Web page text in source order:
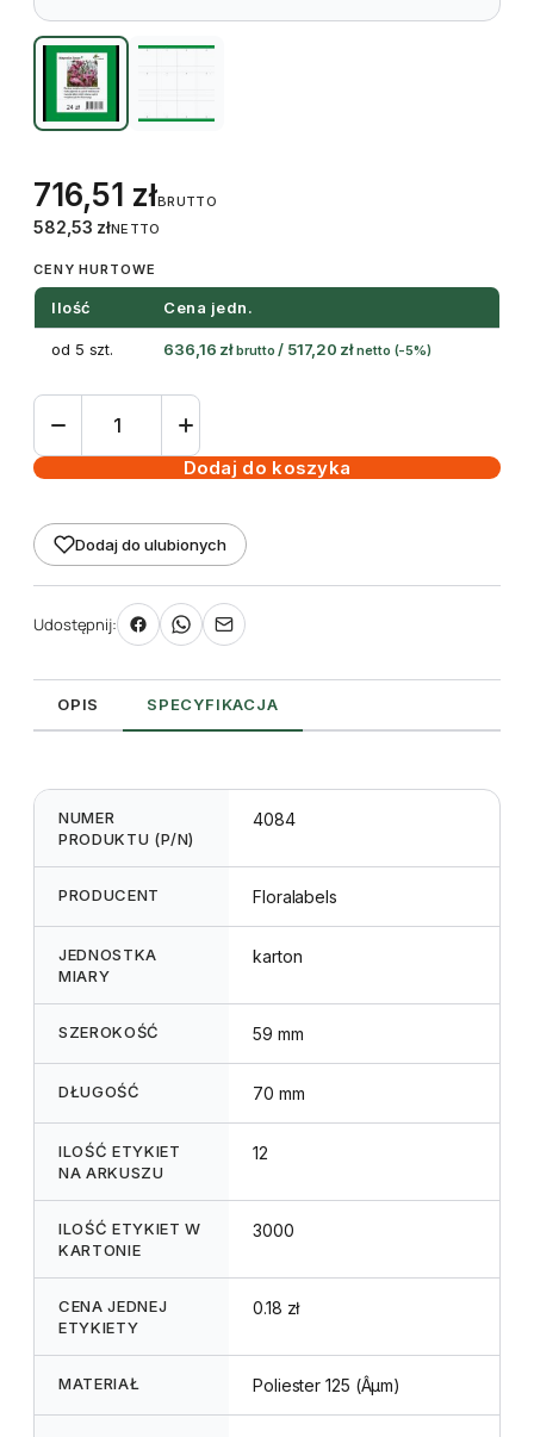
716,51 złBRUTTO
582,53 złNETTO
CENY HURTOWE
Ilość Cena jedn.
od 5 szt. 636,16 zł brutto / 517,20 zł netto (-5%)
ilość
wieszana
59
x
70
mm
(3000szt.)
Dodaj do koszyka
Dodaj do ulubionych
Udostępnij:
OPIS SPECYFIKACJA
NUMER
PRODUKTU (P/N)
4084
PRODUCENT Floralabels
JEDNOSTKA
MIARY
karton
SZEROKOŚĆ 59 mm
DŁUGOŚĆ 70 mm
ILOŚĆ ETYKIET
NA ARKUSZU
12
ILOŚĆ ETYKIET W
KARTONIE
3000
CENA JEDNEJ
ETYKIETY
0.18 zł
MATERIAŁ Poliester 125 (Âµm)